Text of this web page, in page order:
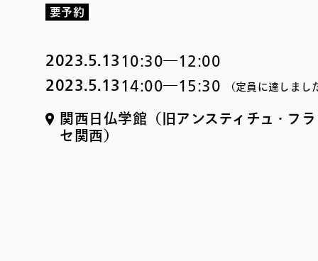
要予約
2023.5.1310:30―12:00
2023.5.1314:00―15:30 （定員に達しまし
関西日仏学館（旧アンスティチュ・フ
セ関西）